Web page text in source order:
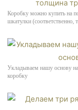
Коробку можно купить на
шкатулки
Укладываем нашу основу
коробку